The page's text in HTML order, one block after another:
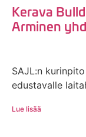
Kerava
Arminen
SAJL:n
edustavalle
Lue lisää